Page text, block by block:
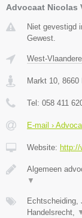
Advocaat Nicolas
Niet gevestigd
Gewest.
West-
Markt 10, 8660
Tel: 058 411
E-mail ›
Website:
Algemeen
▼
Echtscheiding,
Handelsrecht,